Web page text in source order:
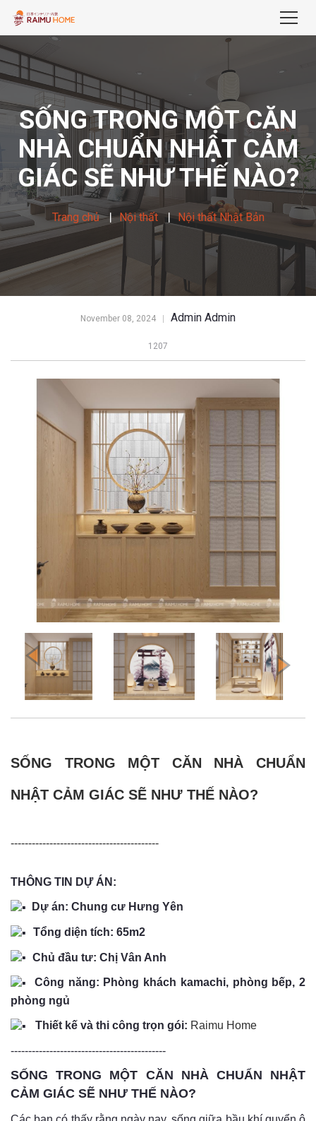
SỐNG TRONG MỘT CĂN
NHÀ CHUẨN NHẬT CẢM
GIÁC SẼ NHƯ THẾ NÀO?
Trang chủ Nội thất Nội thất Nhật Bản
November 08, 2024 Admin Admin
1207
SỐNG TRONG MỘT CĂN NHÀ CHUẨN
NHẬT CẢM GIÁC SẼ NHƯ THẾ NÀO?
------------------------------------------
THÔNG TIN DỰ ÁN:
Dự án: Chung cư Hưng Yên
Tổng diện tích: 65m2 ​
Chủ đầu tư: Chị Vân Anh
Công năng: Phòng khách kamachi, phòng bếp, 2
phòng ngủ
Thiết kế và thi công trọn gói: Raimu Home
--------------------------------------------
SỐNG TRONG MỘT CĂN NHÀ CHUẨN NHẬT
CẢM GIÁC SẼ NHƯ THẾ NÀO?